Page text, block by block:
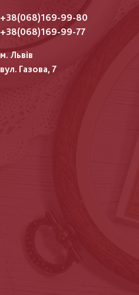
+38(068)169-99-80
+38(068)169-99-77
м. Львів
вул. Газова, 7